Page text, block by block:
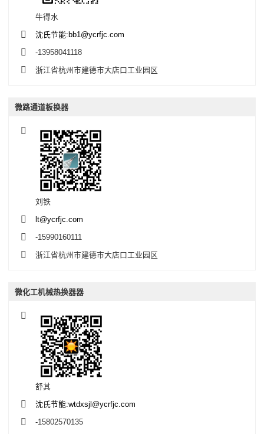
牛得水
沈氏节能:bb1@ycrfjc.com
-13958041118
浙江省杭州市建德市大店口工业园区
微路通道板换器
刘铁
lt@ycrfjc.com
-15990160111
浙江省杭州市建德市大店口工业园区
微化工机械热换器器
舒其
沈氏节能:wtdxsjl@ycrfjc.com
-15802570135